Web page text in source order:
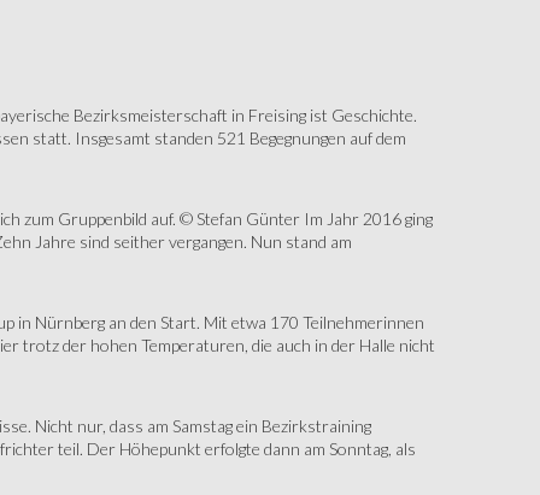
Bezirksmeisterschaft in Freising ist Geschichte.
statt. Insgesamt standen 521 Begegnungen auf dem
zum Gruppenbild auf. © Stefan Günter Im Jahr 2016 ging
Jahre sind seither vergangen. Nun stand am
in Nürnberg an den Start. Mit etwa 170 Teilnehmerinnen
trotz der hohen Temperaturen, die auch in der Halle nicht
Nicht nur, dass am Samstag ein Bezirkstraining
teil. Der Höhepunkt erfolgte dann am Sonntag, als